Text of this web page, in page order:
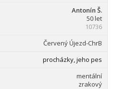
Antonín Š.
50 let
10736
Červený Újezd-ChrB
procházky, jeho pes
mentální
zrakový